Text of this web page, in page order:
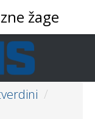
/
žage